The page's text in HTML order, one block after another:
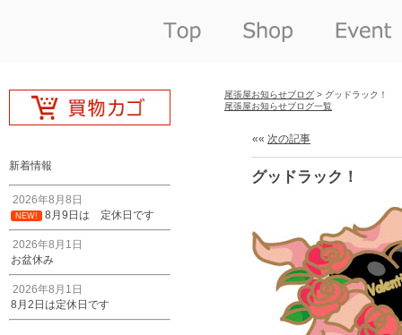
新着情報
2026年8月8日
NEW! 8月9日は 定休日です
2026年8月1日
お盆休み
2026年8月1日
8月2日は定休日です
尾張屋お知らせブログ > グッドラック！
尾張屋お知らせブログ一覧
«« 次の記事
グッドラック！